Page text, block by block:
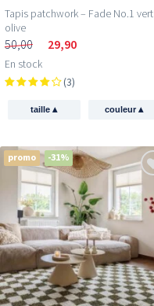
Tapis patchwork – Fade No.1 vert
olive
50,00 29,90
En stock
(3)
taille▴ couleur▴
promo -31%